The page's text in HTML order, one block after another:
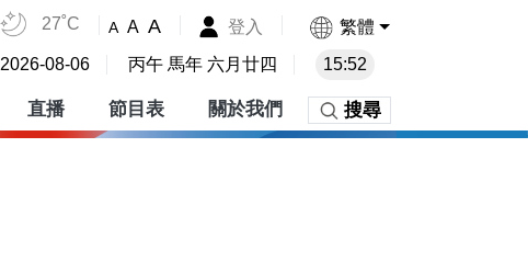
27˚C A A A 登入 繁體
2026-08-06 丙午 馬年 六月廿四 15:52
直播 節目表 關於我們 搜尋